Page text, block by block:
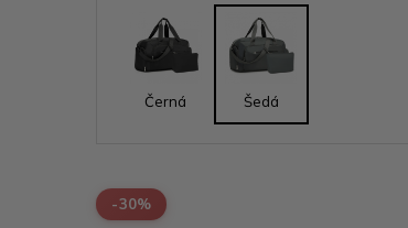
Černá Šedá
-30%